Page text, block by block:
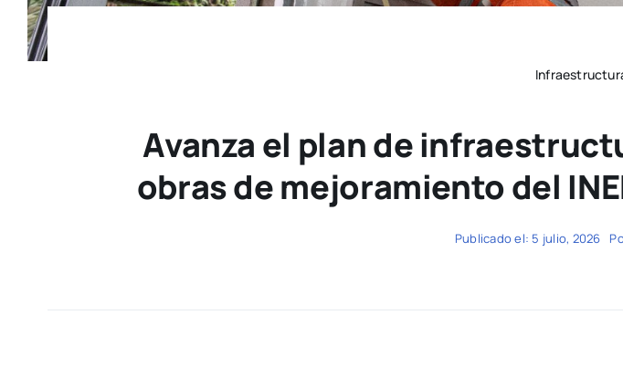
Avanza el plan de
obras de mejoramiento del
Publicado el: 5 julio, 2026